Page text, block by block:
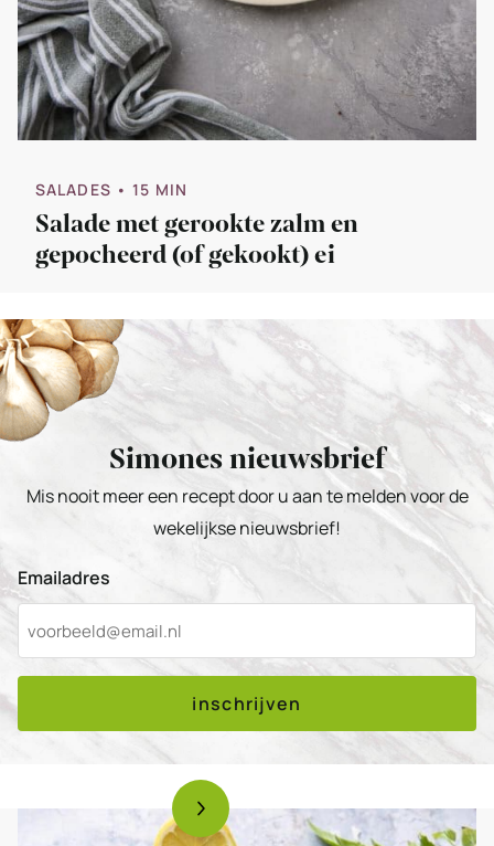
SALADES • 15 MIN
Salade met gerookte zalm en
gepocheerd (of gekookt) ei
Simones nieuwsbrief
Mis nooit meer een recept door u aan te melden voor de
wekelijkse nieuwsbrief!
Emailadres
inschrijven